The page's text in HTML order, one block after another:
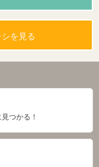
を見る
つかる！